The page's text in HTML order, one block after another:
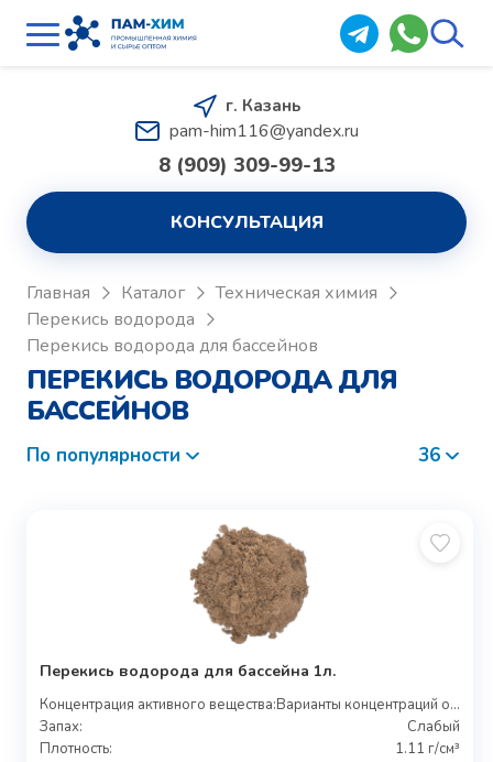
г. Казань
pam-him116@yandex.ru
8 (909) 309-99-13
КОНСУЛЬТАЦИЯ
Главная Каталог
Техническая химия
Перекись водорода
Перекись водорода для бассейнов
ПЕРЕКИСЬ ВОДОРОДА ДЛЯ
БАССЕЙНОВ
По популярности 36
Перекись водорода для бассейна 1л.
Концентрация активного вещества:
Варианты концентраций от 27% до 37%
Запах:
Слабый
Плотность:
1.11 г/см³